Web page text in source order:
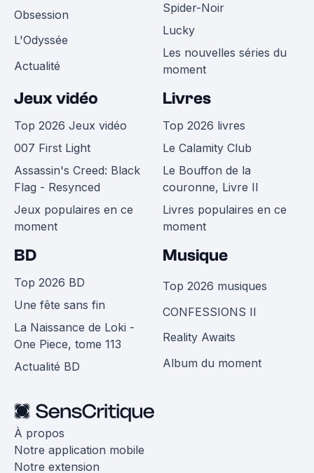
Obsession
L'Odyssée
Actualité
Spider-Noir
Lucky
Les nouvelles séries du
moment
Jeux vidéo
Top 2026 Jeux vidéo
007 First Light
Assassin's Creed: Black
Flag - Resynced
Jeux populaires en ce
moment
Livres
Top 2026 livres
Le Calamity Club
Le Bouffon de la
couronne, Livre II
Livres populaires en ce
moment
BD
Top 2026 BD
Une fête sans fin
La Naissance de Loki -
One Piece, tome 113
Actualité BD
Musique
Top 2026 musiques
CONFESSIONS II
Reality Awaits
Album du moment
À propos
Notre application mobile
Notre extension